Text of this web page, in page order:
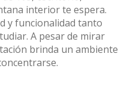
interior te espera.
y funcionalidad tanto
A pesar de mirar
brinda un ambiente